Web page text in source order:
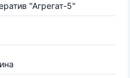
"Агрегат-5"